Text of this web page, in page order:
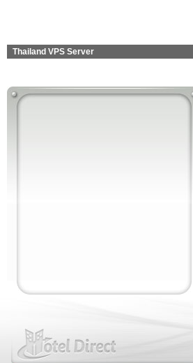
Thailand VPS Server